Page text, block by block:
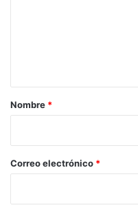
r
*
Nombre *
Correo electrónico *